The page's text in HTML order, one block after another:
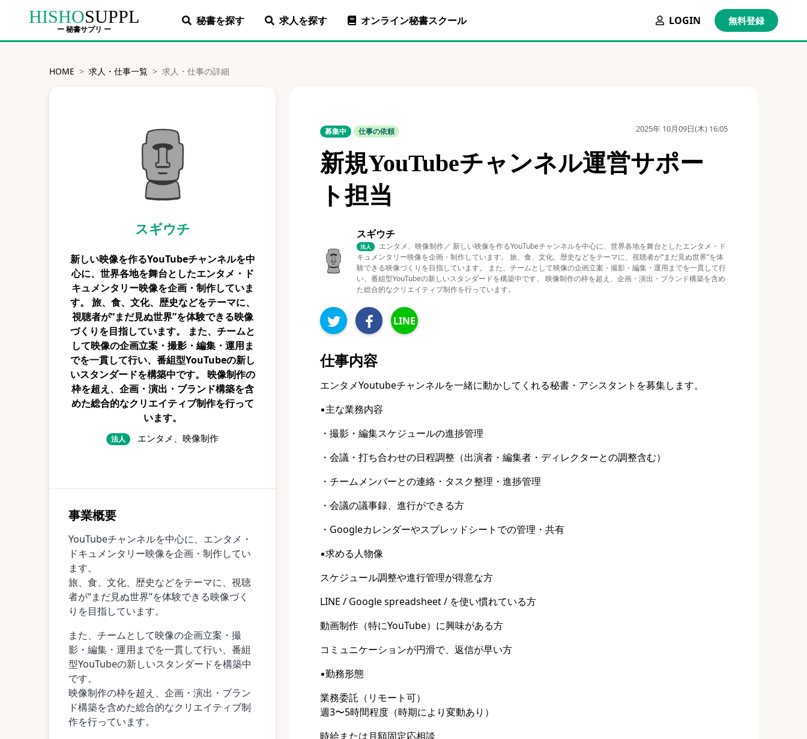
HISHOSUPPL
ー 秘書サプリ ー
秘書を探す 求人を探す オンライン秘書スクール LOGIN 無料登録
HOME 求人・仕事一覧 求人・仕事の詳細
スギウチ
新しい映像を作るYouTubeチャンネルを中
心に、世界各地を舞台としたエンタメ・ド
キュメンタリー映像を企画・制作していま
す。 旅、食、文化、歴史などをテーマに、
視聴者が“まだ見ぬ世界”を体験できる映像
づくりを目指しています。 また、チームと
して映像の企画立案・撮影・編集・運用ま
でを一貫して行い、番組型YouTubeの新し
いスタンダードを構築中です。 映像制作の
枠を超え、企画・演出・ブランド構築を含
めた総合的なクリエイティブ制作を行って
います。
法人 エンタメ、映像制作
事業概要
YouTubeチャンネルを中心に、エンタメ・
ドキュメンタリー映像を企画・制作してい
ます。
旅、食、文化、歴史などをテーマに、視聴
者が“まだ見ぬ世界”を体験できる映像づく
りを目指しています。
また、チームとして映像の企画立案・撮
影・編集・運用までを一貫して行い、番組
型YouTubeの新しいスタンダードを構築中
です。
映像制作の枠を超え、企画・演出・ブラン
ド構築を含めた総合的なクリエイティブ制
作を行っています。
募集中 仕事の依頼 2025年 10月09日(木) 16:05
新規YouTubeチャンネル運営サポー
ト担当
スギウチ
法人
エンタメ、映像制作／ 新しい映像を作るYouTubeチャンネルを中心に、世界各地を舞台としたエンタメ・ド
キュメンタリー映像を企画・制作しています。 旅、食、文化、歴史などをテーマに、視聴者が“まだ見ぬ世界”を体
験できる映像づくりを目指しています。 また、チームとして映像の企画立案・撮影・編集・運用までを一貫して行
い、番組型YouTubeの新しいスタンダードを構築中です。 映像制作の枠を超え、企画・演出・ブランド構築を含め
た総合的なクリエイティブ制作を行っています。
LINE
仕事内容
エンタメYoutubeチャンネルを一緒に動かしてくれる秘書・アシスタントを募集します。
▪️主な業務内容
・撮影・編集スケジュールの進捗管理
・会議・打ち合わせの日程調整（出演者・編集者・ディレクターとの調整含む）
・チームメンバーとの連絡・タスク整理・進捗管理
・会議の議事録、進行ができる方
・Googleカレンダーやスプレッドシートでの管理・共有
▪️求める人物像
スケジュール調整や進行管理が得意な方
LINE / Google spreadsheet / を使い慣れている方
動画制作（特にYouTube）に興味がある方
コミュニケーションが円滑で、返信が早い方
▪️勤務形態
業務委託（リモート可）
週3〜5時間程度（時期により変動あり）
時給または月額固定応相談